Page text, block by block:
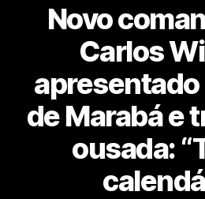
​Novo
Carlos
de Marabá e
ousada: